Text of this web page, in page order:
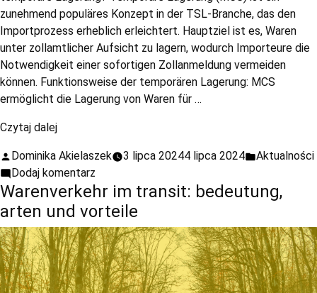
zunehmend populäres Konzept in der TSL-Branche, das den
Importprozess erheblich erleichtert. Hauptziel ist es, Waren
unter zollamtlicher Aufsicht zu lagern, wodurch Importeure die
Notwendigkeit einer sofortigen Zollanmeldung vermeiden
können. Funktionsweise der temporären Lagerung: MCS
ermöglicht die Lagerung von Waren für …
Czytaj dalej
Dominika Akielaszek 3 lipca 20244 lipca 2024
Aktualności
Dodaj komentarz
Warenverkehr im transit: bedeutung,
arten und vorteile